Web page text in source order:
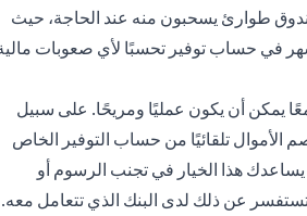
طوارئ يسحبون منه عند الحاجة، حيث
في حساب توفير تحسبًا لأي صعوبات
يمكن أن يكون عمليًا ومريحًا. على سبيل
الأموال تلقائيًا من حساب التوفير الخاص
يساعدك هذا الخيار في تجنب الرسوم أو
عن ذلك لدى البنك الذي تتعامل معه.